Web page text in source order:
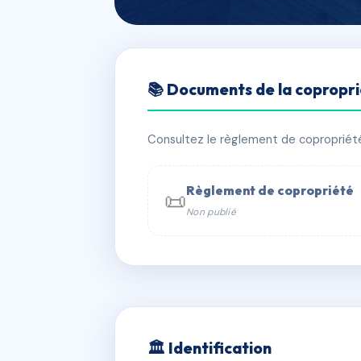
RESIDENCE
📍 r du docteur leblond, 60000
📞 Contacter Syndic Digital
📚 Documents de la
Consultez le règlement de
📜Règlement de copropriété
Non publié
🏛 Identification